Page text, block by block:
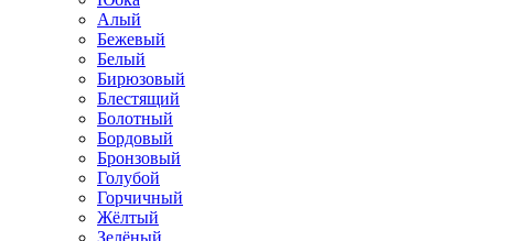
Алый
Бежевый
Белый
Бирюзовый
Блестящий
Болотный
Бордовый
Бронзовый
Голубой
Горчичный
Жёлтый